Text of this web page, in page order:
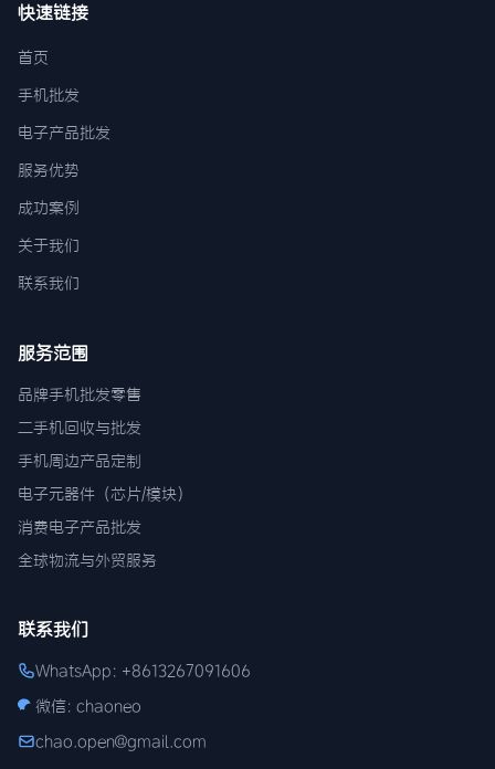
快速链接
首页
手机批发
电子产品批发
服务优势
成功案例
关于我们
联系我们
服务范围
品牌手机批发零售
二手机回收与批发
手机周边产品定制
电子元器件（芯片/模块）
消费电子产品批发
全球物流与外贸服务
联系我们
WhatsApp: +8613267091606
微信: chaoneo
chao.open@gmail.com